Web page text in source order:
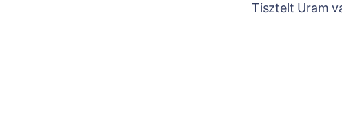
Tisztelt Uram